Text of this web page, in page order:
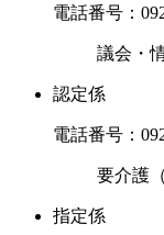
電話番号：
議会・
認定係
電話番号：
要介護
指定係